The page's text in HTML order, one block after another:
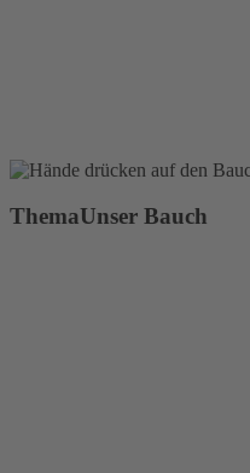
ThemaUnser Bauch